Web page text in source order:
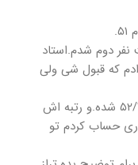
دوم شدم.استاد
که قبول شی ولی
استاد میگه نفر اول نمره مصاحبه اش ۵۲/۴ شده.و رتبه اش
هرجوری حساب کردم تو